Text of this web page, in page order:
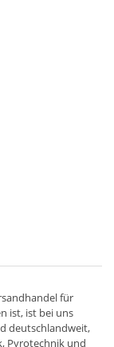
für
ist, ist bei uns
deutschlandweit,
, Pyrotechnik und